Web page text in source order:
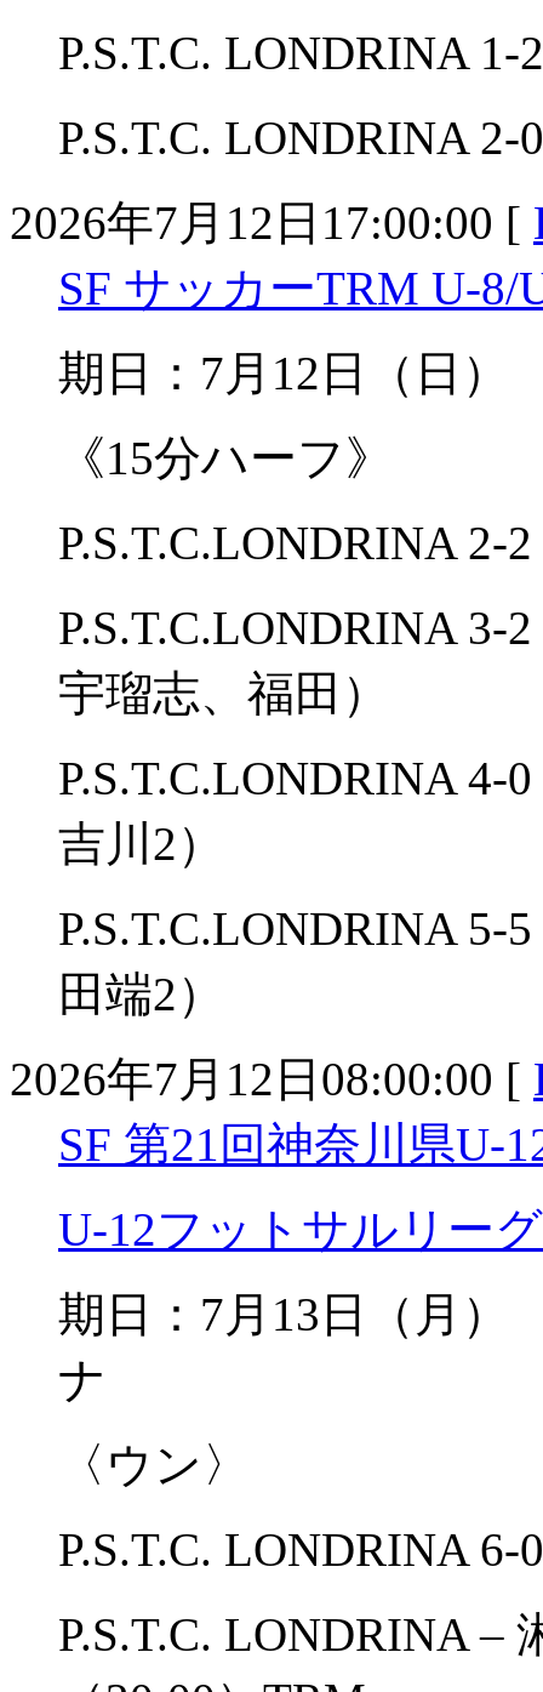
P.S.T.C. LONDRINA
P.S.T.C. LONDRINA
2026年7月12日17:00:00 [
SF サッカーTRM U-8/
期日：7月12日（
《15分ハーフ》
P.S.T.C.LONDRINA 2-
P.S.T.C.LONDRINA 3-
宇瑠志、福田）
P.S.T.C.LONDRINA 4-
吉川2）
P.S.T.C.LONDRINA 5-
田端2）
2026年7月12日08:00:00 [
SF 第21回神奈川県U-
U-12フットサルリーグ
期日：7月13日（
ナ
〈ウン〉
P.S.T.C. LONDRINA 6-
P.S.T.C. LONDRINA –